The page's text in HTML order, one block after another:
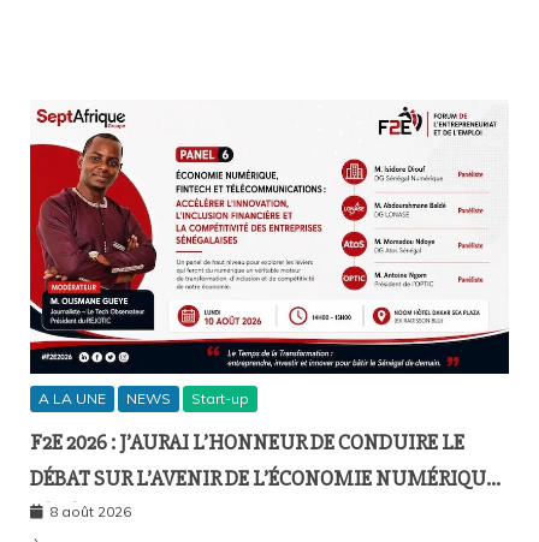
A LA UNE NEWS Start-up
F2E 2026 : J’AURAI L’HONNEUR DE CONDUIRE LE
DÉBAT SUR L’AVENIR DE L’ÉCONOMIE NUMÉRIQUE
SÉNÉGALAISE
8 août 2026